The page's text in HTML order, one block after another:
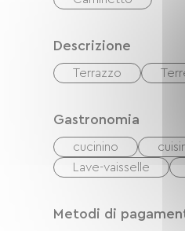
Descrizione
Terrazzo
Gastronomia
cucinino
Lave-vaisselle
Metodi di